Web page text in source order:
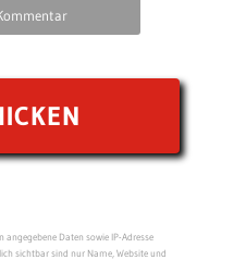
Daten sowie IP-Adresse
sichtbar sind nur Name, Website und